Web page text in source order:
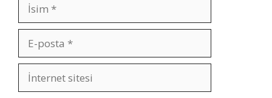
posta
İnternet
sitesi